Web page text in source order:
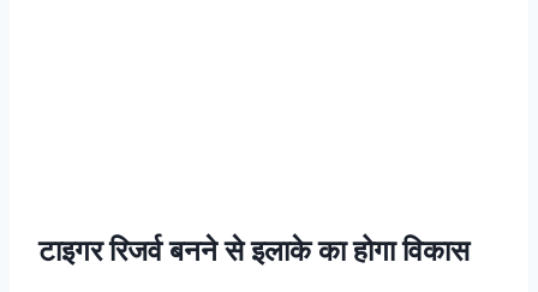
टाइगर रिजर्व बनने से इलाके का होगा विकास